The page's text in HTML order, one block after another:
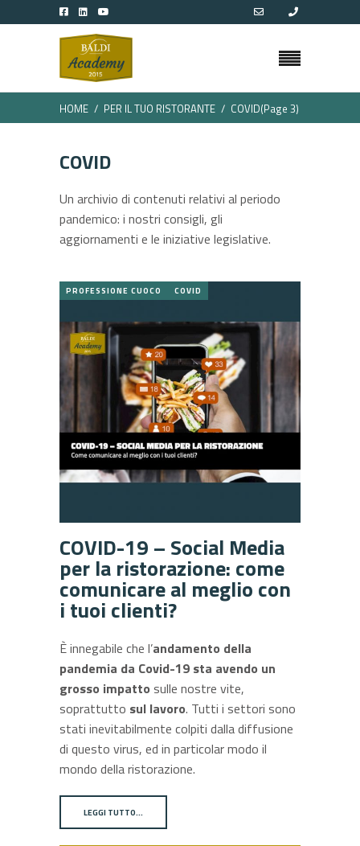
HOME PER IL TUO RISTORANTE COVID(Page 3)
COVID
Un archivio di contenuti relativi al periodo
pandemico: i nostri consigli, gli
aggiornamenti e le iniziative legislative.
PROFESSIONE CUOCO COVID
COVID-19 – Social Media
per la ristorazione: come
comunicare al meglio con
i tuoi clienti?
È innegabile che l’andamento della
pandemia da Covid-19 sta avendo un
grosso impatto sulle nostre vite,
soprattutto sul lavoro. Tutti i settori sono
stati inevitabilmente colpiti dalla diffusione
di questo virus, ed in particolar modo il
mondo della ristorazione.
LEGGI TUTTO…